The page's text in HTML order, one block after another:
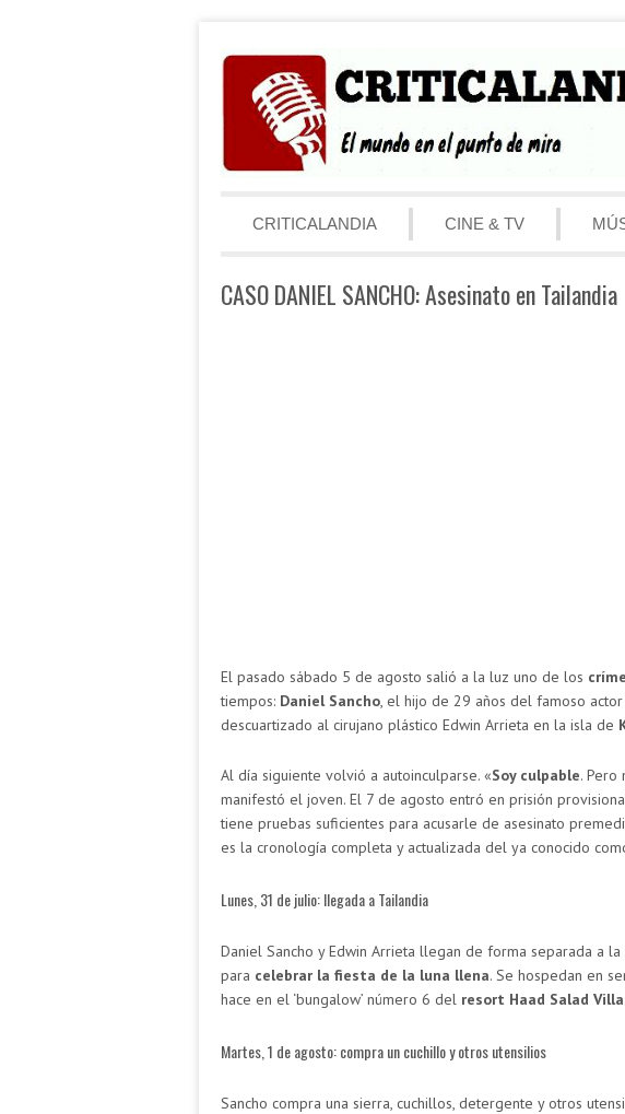
Menú
CRITICALANDIA
CINE & TV
CASO DANIEL SANCHO: Asesinato en Tailandia
El pasado sábado 5 de agosto salió a la luz uno de los
tiempos: Daniel Sancho, el hijo de 29 años del famoso
descuartizado al cirujano plástico Edwin Arrieta en la isla de
Al día siguiente volvió a autoinculparse. «Soy culpable. Pero
manifestó el joven. El 7 de agosto entró en prisión
tiene pruebas suficientes para acusarle de asesinato
es la cronología completa y actualizada del ya conocido
Lunes, 31 de julio: llegada a Tailandia
Daniel Sancho y Edwin Arrieta llegan de forma separada a
para celebrar la fiesta de la luna llena. Se hospedan en
hace en el ‘bungalow’ número 6 del resort Haad Salad Villa
Martes, 1 de agosto: compra un cuchillo y otros utensilios
Sancho compra una sierra, cuchillos, detergente y otros